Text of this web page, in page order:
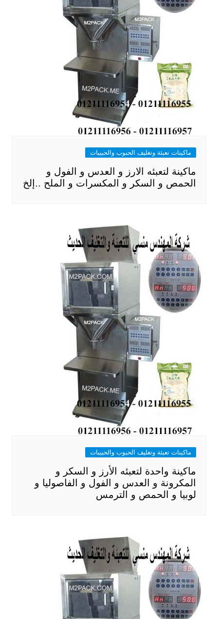
ماكينات تعبئة وتغليف الحبوب والحبيبات
ماكينة لتعبئه الارز و العدس و الفول و
الحمص و السكر و المكسرات و الملح ..إلخ
ماكينات تعبئة وتغليف الحبوب والحبيبات
ماكينة واحدة لتعبئه الأرز و السكر و
المكرونة و العدس و الفول و الفاصوليا و
لوبيا و الحمص و الترمس